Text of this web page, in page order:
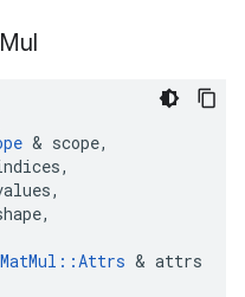
Mul
& scope,
,
,
,
::Attrs & attrs